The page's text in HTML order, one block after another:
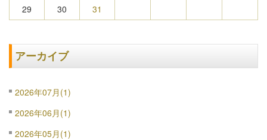
29
30 31
アーカイブ
2026年07月(1)
2026年06月(1)
2026年05月(1)